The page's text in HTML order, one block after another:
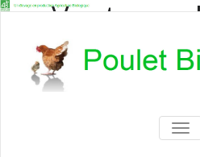
Vente en
Vente en direct de
particuliers et